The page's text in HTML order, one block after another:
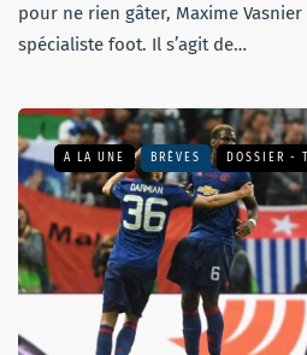
pour ne rien gâter, Maxime
spécialiste foot. Il s’agit de…
A LA UNE BRÈVES DOSSIER -